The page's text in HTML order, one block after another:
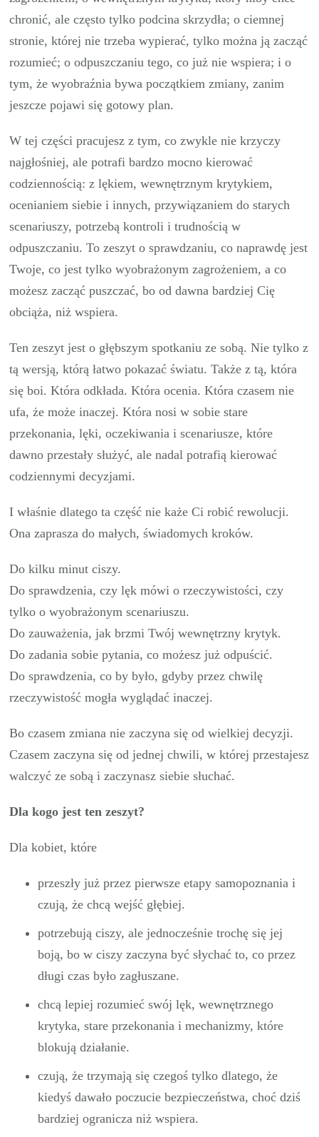
chronić, ale często tylko podcina skrzydła; o ciemnej
stronie, której nie trzeba wypierać, tylko można ją zacząć
rozumieć; o odpuszczaniu tego, co już nie wspiera; i o
tym, że wyobraźnia bywa początkiem zmiany, zanim
jeszcze pojawi się gotowy plan.
W tej części pracujesz z tym, co zwykle nie krzyczy
najgłośniej, ale potrafi bardzo mocno kierować
codziennością: z lękiem, wewnętrznym krytykiem,
ocenianiem siebie i innych, przywiązaniem do starych
scenariuszy, potrzebą kontroli i trudnością w
odpuszczaniu. To zeszyt o sprawdzaniu, co naprawdę jest
Twoje, co jest tylko wyobrażonym zagrożeniem, a co
możesz zacząć puszczać, bo od dawna bardziej Cię
obciąża, niż wspiera.
Ten zeszyt jest o głębszym spotkaniu ze sobą. Nie tylko z
tą wersją, którą łatwo pokazać światu. Także z tą, która
się boi. Która odkłada. Która ocenia. Która czasem nie
ufa, że może inaczej. Która nosi w sobie stare
przekonania, lęki, oczekiwania i scenariusze, które
dawno przestały służyć, ale nadal potrafią kierować
codziennymi decyzjami.
I właśnie dlatego ta część nie każe Ci robić rewolucji.
Ona zaprasza do małych, świadomych kroków.
Do kilku minut ciszy.
Do sprawdzenia, czy lęk mówi o rzeczywistości, czy
tylko o wyobrażonym scenariuszu.
Do zauważenia, jak brzmi Twój wewnętrzny krytyk.
Do zadania sobie pytania, co możesz już odpuścić.
Do sprawdzenia, co by było, gdyby przez chwilę
rzeczywistość mogła wyglądać inaczej.
Bo czasem zmiana nie zaczyna się od wielkiej decyzji.
Czasem zaczyna się od jednej chwili, w której przestajesz
walczyć ze sobą i zaczynasz siebie słuchać.
Dla kogo jest ten zeszyt?
Dla kobiet, które
przeszły już przez pierwsze etapy samopoznania i
czują, że chcą wejść głębiej.
potrzebują ciszy, ale jednocześnie trochę się jej
boją, bo w ciszy zaczyna być słychać to, co przez
długi czas było zagłuszane.
chcą lepiej rozumieć swój lęk, wewnętrznego
krytyka, stare przekonania i mechanizmy, które
blokują działanie.
czują, że trzymają się czegoś tylko dlatego, że
kiedyś dawało poczucie bezpieczeństwa, choć dziś
bardziej ogranicza niż wspiera.